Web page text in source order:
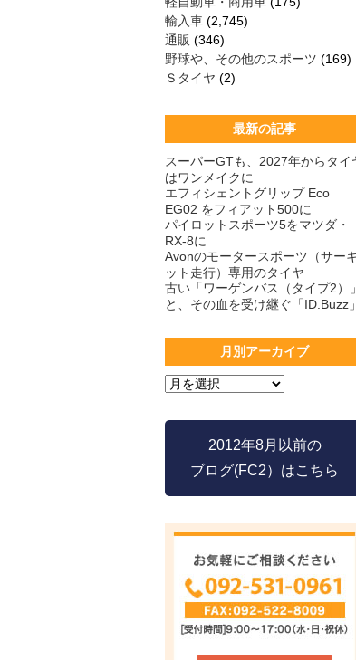
輸入車 (2,745)
通販 (346)
野球や、その他のスポーツ (169)
Ｓタイヤ (2)
最新の記事
スーパーGTも、2027年からタイ
はワンメイクに
エフィシェントグリップ Eco
EG02 をフィアット500に
パイロットスポーツ5をマツダ・
RX-8に
Avonのモータースポーツ（サー
ット走行）専用のタイヤ
古い「ワーゲンバス（タイプ2）」
と、その血を受け継ぐ「ID.Buzz」
月別アーカイブ
2012年8月以前の
ブログ(FC2）はこちら